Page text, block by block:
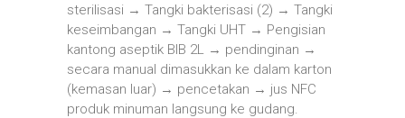
sterilisasi → Tangki bakterisasi (2) → Tangki
keseimbangan → Tangki UHT → Pengisian
kantong aseptik BIB 2L → pendinginan →
secara manual dimasukkan ke dalam karton
(kemasan luar) → pencetakan → jus NFC
produk minuman langsung ke gudang.